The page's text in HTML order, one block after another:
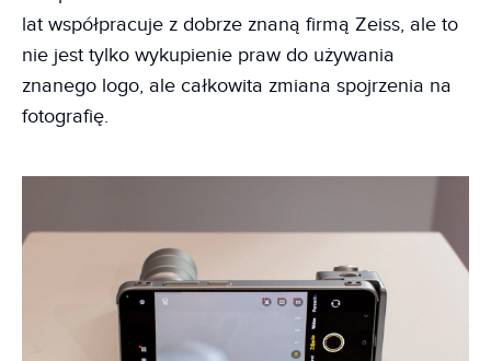
lat współpracuje z dobrze znaną firmą Zeiss, ale to
nie jest tylko wykupienie praw do używania
znanego logo, ale całkowita zmiana spojrzenia na
fotografię.